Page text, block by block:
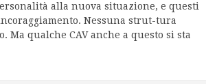
alla nuova situazione, e questi
Nessuna strut-tura
qualche CAV anche a questo si sta